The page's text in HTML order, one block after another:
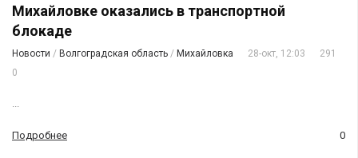
Михайловке оказались в транспортной
блокаде
Новости / Волгоградская область / Михайловка 28-окт, 12:03
291
0
...
Подробнее 0